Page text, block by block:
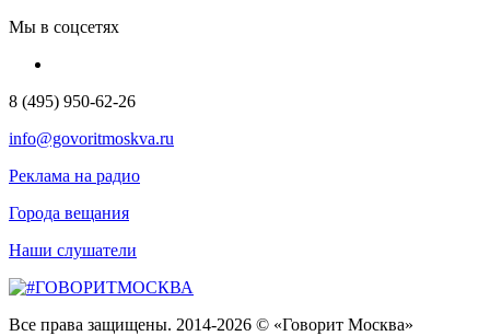
Мы в соцсетях
8 (495) 950-62-26
info@govoritmoskva.ru
Реклама на радио
Города вещания
Наши слушатели
Все права защищены. 2014-2026 © «Говорит Москва»